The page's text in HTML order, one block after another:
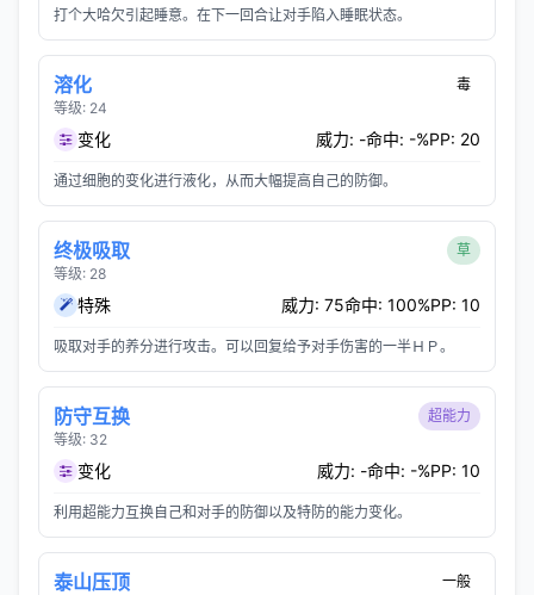
打个大哈欠引起睡意。在下一回合让对手陷入睡眠状态。
溶化
等级: 24
毒
变化 威力: -命中: -%PP: 20
通过细胞的变化进行液化，从而大幅提高自己的防御。
终极吸取
等级: 28
草
特殊 威力: 75命中: 100%PP: 10
吸取对手的养分进行攻击。可以回复给予对手伤害的一半ＨＰ。
防守互换
等级: 32
超能力
变化 威力: -命中: -%PP: 10
利用超能力互换自己和对手的防御以及特防的能力变化。
泰山压顶 一般